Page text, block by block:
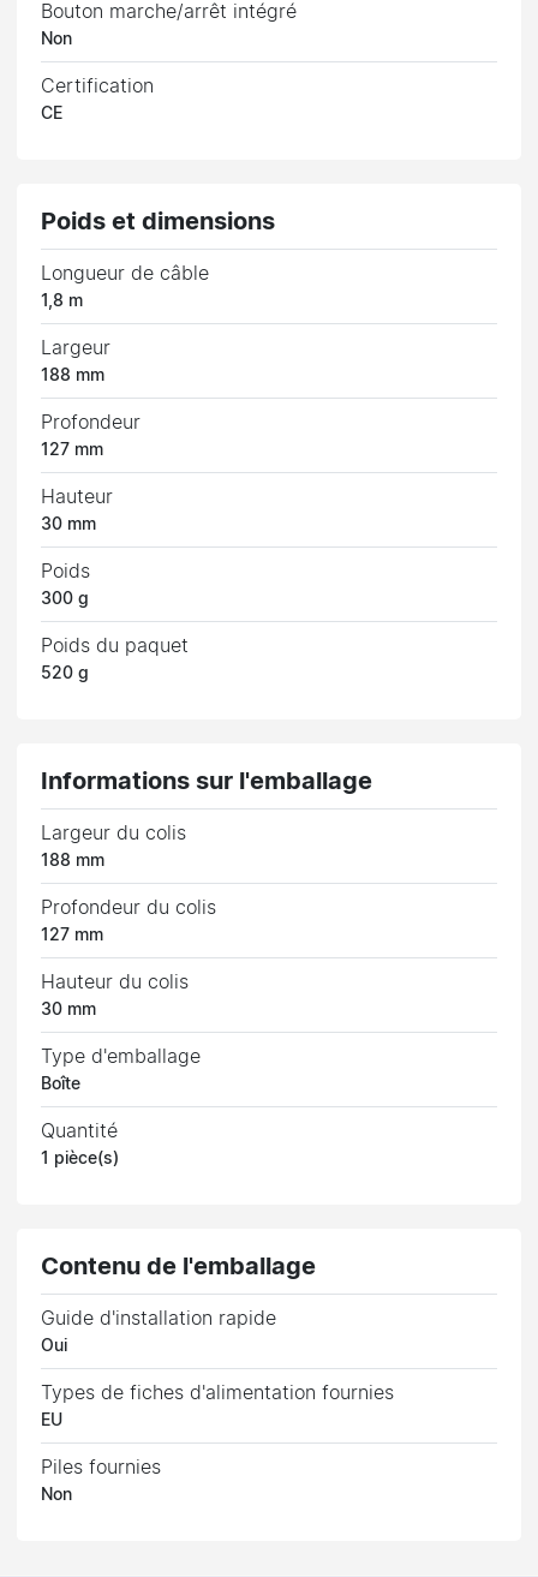
Bouton marche/arrêt intégré
Non
Certification
CE
Poids et dimensions
Longueur de câble
1,8 m
Largeur
188 mm
Profondeur
127 mm
Hauteur
30 mm
Poids
300 g
Poids du paquet
520 g
Informations sur l'emballage
Largeur du colis
188 mm
Profondeur du colis
127 mm
Hauteur du colis
30 mm
Type d'emballage
Boîte
Quantité
1 pièce(s)
Contenu de l'emballage
Guide d'installation rapide
Oui
Types de fiches d'alimentation fournies
EU
Piles fournies
Non